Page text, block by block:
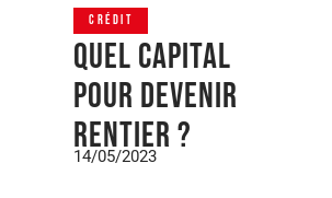
CRÉDIT
Quel capital
pour devenir
rentier ?
14/05/2023